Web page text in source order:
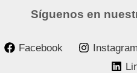
Síguenos en
Facebook Instagram